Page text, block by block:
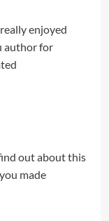
enjoyed
author for
out about this
made